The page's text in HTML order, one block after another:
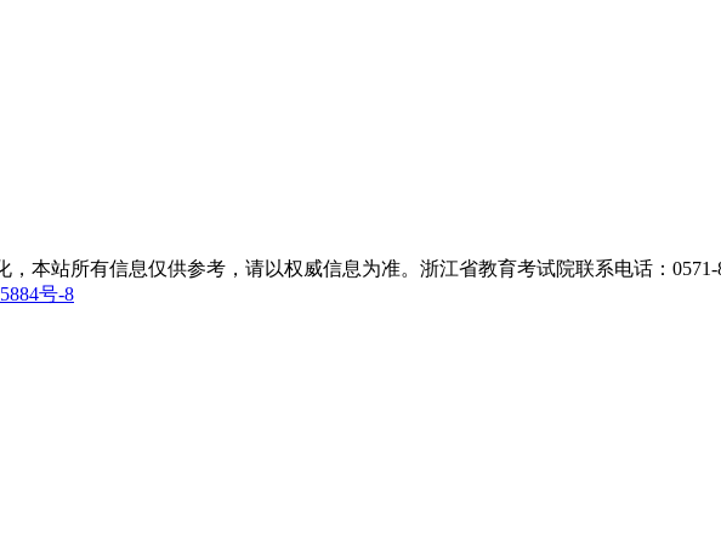
本站所有信息仅供参考，请以权威信息为准。浙江省教育考试院联系电话：0571-
号-8